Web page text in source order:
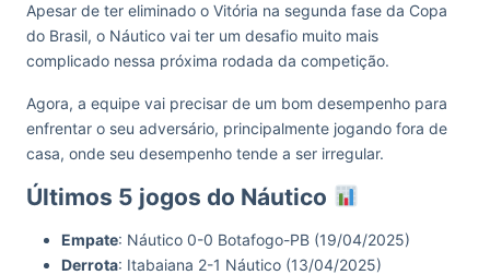
Apesar de ter eliminado o Vitória na segunda fase da Copa
do Brasil, o Náutico vai ter um desafio muito mais
complicado nessa próxima rodada da competição.
Agora, a equipe vai precisar de um bom desempenho para
enfrentar o seu adversário, principalmente jogando fora de
casa, onde seu desempenho tende a ser irregular.
Últimos 5 jogos do Náutico
Empate: Náutico 0-0 Botafogo-PB (19/04/2025)
Derrota: Itabaiana 2-1 Náutico (13/04/2025)